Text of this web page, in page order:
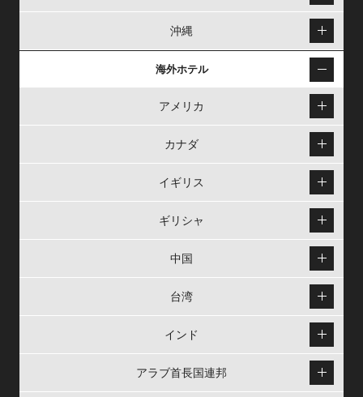
沖縄
海外ホテル
アメリカ
カナダ
イギリス
ギリシャ
中国
台湾
インド
アラブ首長国連邦